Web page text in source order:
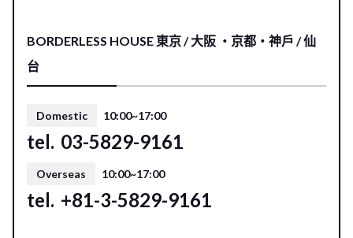
BORDERLESS HOUSE 東京 / 大阪 ・京都・神戶 / 仙
台
Domestic 10:00~17:00
tel. 03-5829-9161
Overseas 10:00~17:00
tel. +81-3-5829-9161